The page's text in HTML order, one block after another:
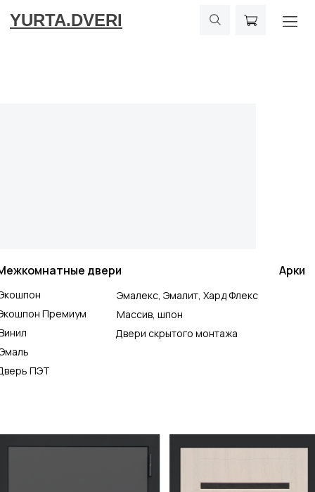
YURTA.DVERI
ПЭТ
Премиум
Двери скрытого монтажа
Массив, шпон
Эмалекс, Эмалит, Хард Флекс
Арки
двери